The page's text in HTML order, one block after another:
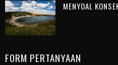
MENYOAL
FORM PERTANYAAN